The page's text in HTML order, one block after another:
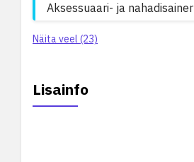
Aksessuaari- ja nahadisainer
Näita veel (23)
Lisainfo